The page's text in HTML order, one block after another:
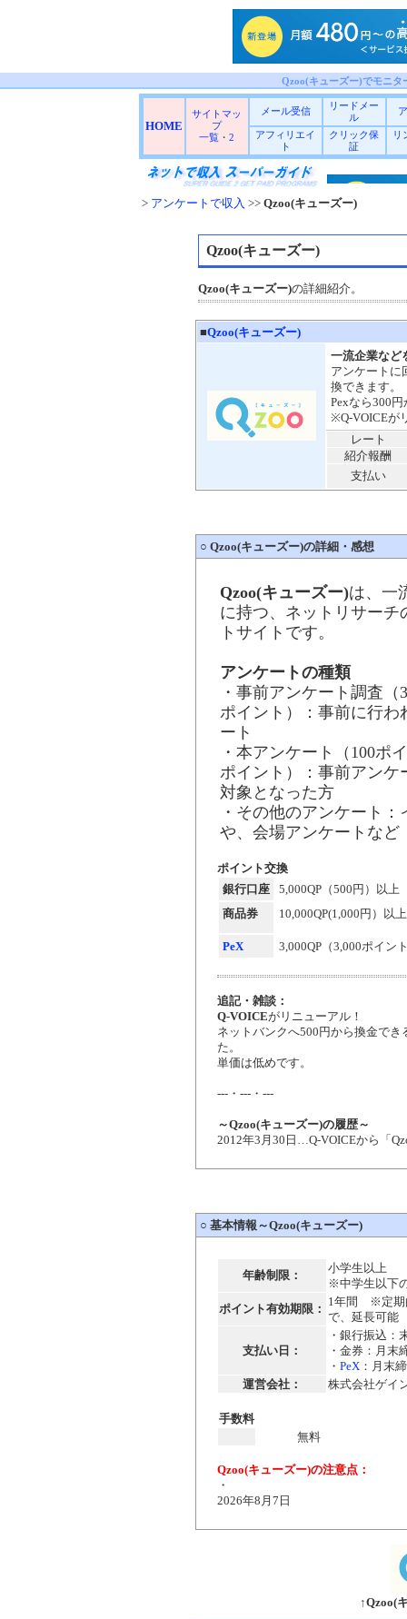
Qzoo(キューズー)でモニタ
HOME
サイトマッ
プ
一覧 ・ 2
メール受信
リードメー
ル
アフィリエイ
ト
クリック保
証
リ
> アンケートで収入 >> Qzoo(キューズー)
Qzoo(キューズー)
Qzoo(キューズー)の詳細紹介。
■Qzoo(キューズー)
一流企業など
アンケートに
換できます。
Pexなら300
※Q-VOICEが
レート
紹介報酬
支払い
○ Qzoo(キューズー)の詳細・感想
Qzoo(キューズー)は、一
に持つ、ネットリサーチ
トサイトです。
アンケートの種類
・事前アンケート調査（
ポイント）：事前に行わ
ート
・本アンケート（100ポ
ポイント）：事前アンケ
対象となった方
・その他のアンケート
や、会場アンケートなど
ポイント交換
銀行口座
5,000QP（500円）以上
商品券
10,000QP(1,000円）以上
PeX 3,000QP（3,000ポイン
追記・雑談：
Q-VOICEがリニューアル！
ネットバンクへ500円から換金で
た。
単価は低めです。
---・---・---
～Qzoo(キューズー)の履歴～
2012年3月30日…Q-VOICEから「
○ 基本情報～Qzoo(キューズー)
年齢制限：
小学生以上
※中学生以下
ポイント有効期限：
1年間 ※定期
で、延長可能
支払い日：
・銀行振込
・金券：月
・ PeX ：月末
運営会社：
株式会社ゲイ
手数料
無料
Qzoo(キューズー)の注意点：
・
2026年8月7日
↑Qzoo(